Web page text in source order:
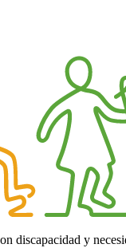
discapacidad y